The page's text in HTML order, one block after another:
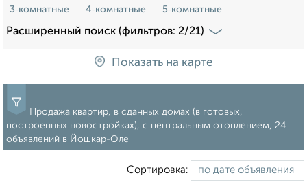
3‑комнатные
4‑комнатные 5‑комнатные
Расширенный поиск (фильтров: 2/21)
Показать на карте
Продажа квартир, в сданных домах (в готовых,
построенных новостройках), с центральным отоплением, 24
объявлений в Йошкар-Оле
Сортировка: